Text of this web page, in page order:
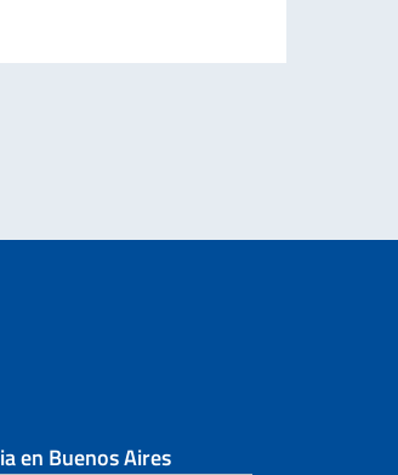
della Stella d’Italia al Sr. Daniel Andrés Alfredo
en Buenos Aires